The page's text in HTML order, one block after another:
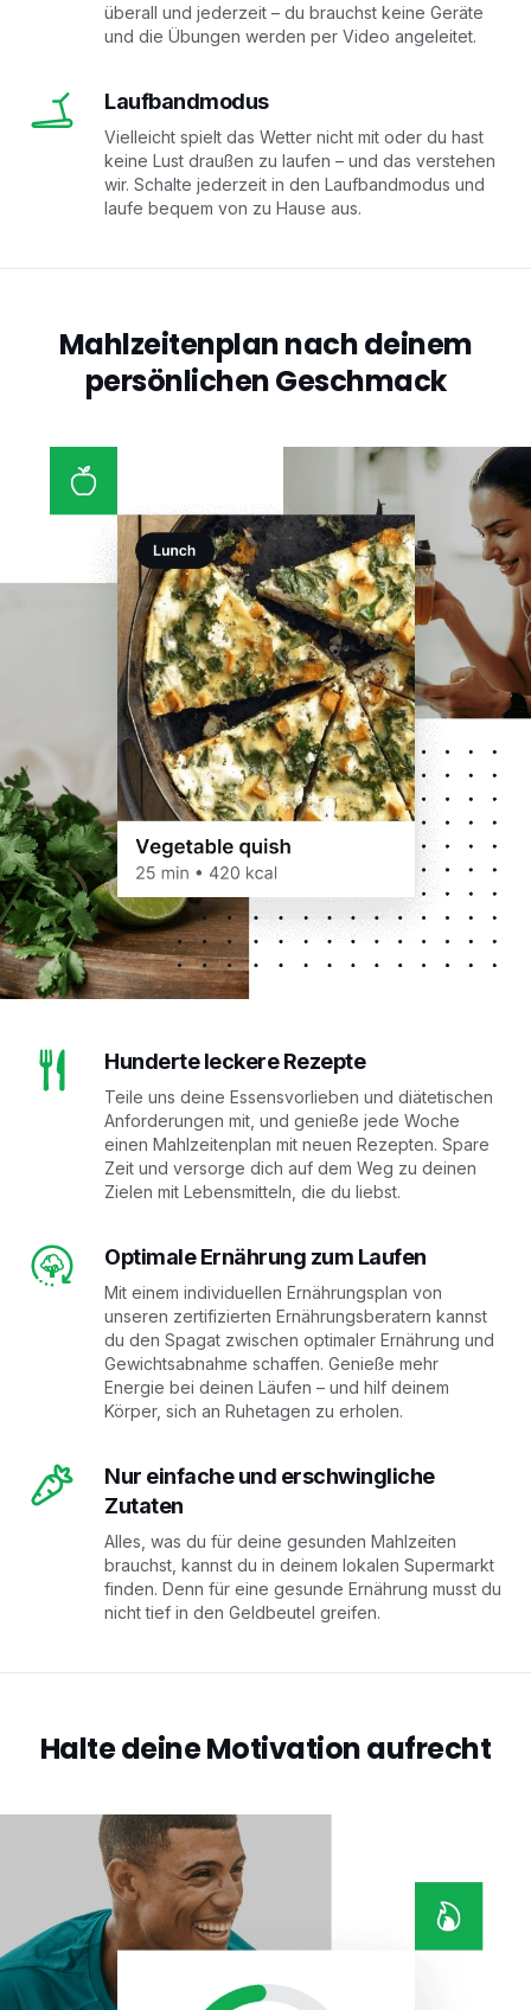
überall und jederzeit – du brauchst keine Geräte
und die Übungen werden per Video angeleitet.
Laufbandmodus
Vielleicht spielt das Wetter nicht mit oder du hast
keine Lust draußen zu laufen – und das verstehen
wir. Schalte jederzeit in den Laufbandmodus und
laufe bequem von zu Hause aus.
Mahlzeitenplan nach deinem
persönlichen Geschmack
Hunderte leckere Rezepte
Teile uns deine Essensvorlieben und diätetischen
Anforderungen mit, und genieße jede Woche
einen Mahlzeitenplan mit neuen Rezepten. Spare
Zeit und versorge dich auf dem Weg zu deinen
Zielen mit Lebensmitteln, die du liebst.
Optimale Ernährung zum Laufen
Mit einem individuellen Ernährungsplan von
unseren zertifizierten Ernährungsberatern kannst
du den Spagat zwischen optimaler Ernährung und
Gewichtsabnahme schaffen. Genieße mehr
Energie bei deinen Läufen – und hilf deinem
Körper, sich an Ruhetagen zu erholen.
Nur einfache und erschwingliche
Zutaten
Alles, was du für deine gesunden Mahlzeiten
brauchst, kannst du in deinem lokalen Supermarkt
finden. Denn für eine gesunde Ernährung musst du
nicht tief in den Geldbeutel greifen.
Halte deine Motivation aufrecht